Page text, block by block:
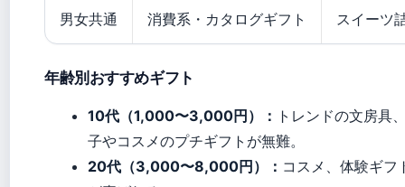
男女共通 消費系・カタログギフト スイーツ
年齢別おすすめギフト
10代（1,000〜3,000円）： トレンドの文房具
子やコスメのプチギフトが無難。
20代（3,000〜8,000円）： コスメ、体験ギフ